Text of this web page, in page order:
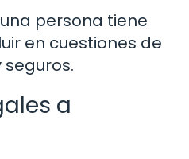
persona tiene
en cuestiones de
a